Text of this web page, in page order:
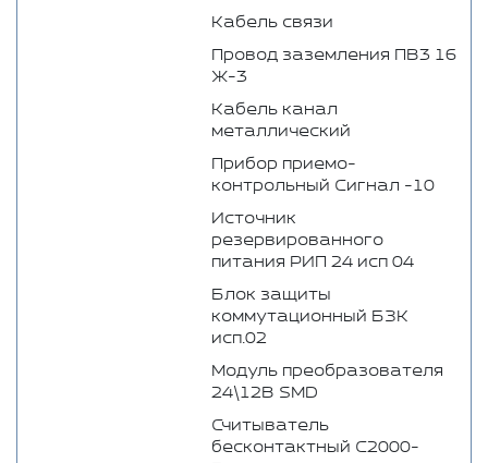
Кабель связи
Провод заземления ПВ3 16
Ж-3
Кабель канал
металлический
Прибор приемо-
контрольный Сигнал -10
Источник
резервированного
питания РИП 24 исп 04
Блок защиты
коммутационный БЗК
исп.02
Модуль преобразователя
24\12В SMD
Считыватель
бесконтактный C2000-